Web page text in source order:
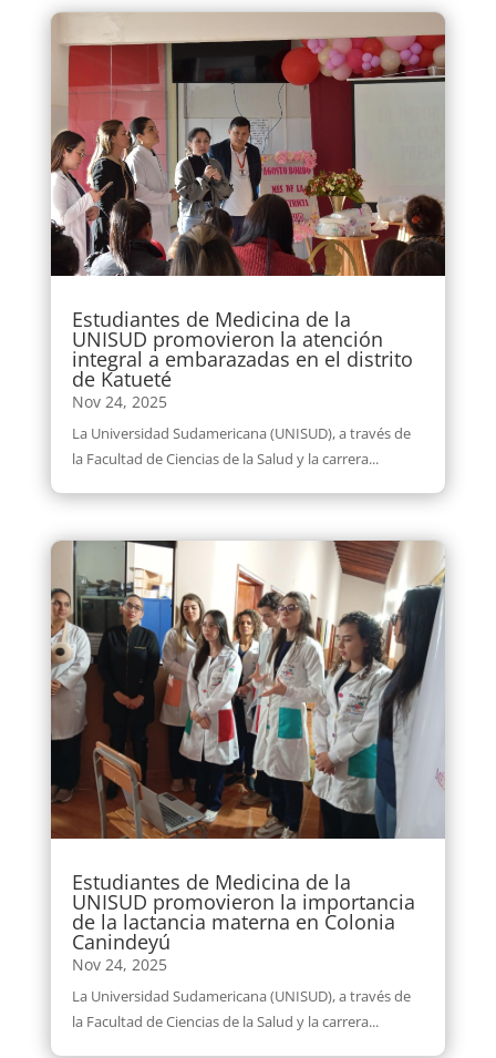
Estudiantes de Medicina de la
UNISUD promovieron la atención
integral a embarazadas en el distrito
de Katueté
Nov 24, 2025
La Universidad Sudamericana (UNISUD), a través de
la Facultad de Ciencias de la Salud y la carrera...
Estudiantes de Medicina de la
UNISUD promovieron la importancia
de la lactancia materna en Colonia
Canindeyú
Nov 24, 2025
La Universidad Sudamericana (UNISUD), a través de
la Facultad de Ciencias de la Salud y la carrera...